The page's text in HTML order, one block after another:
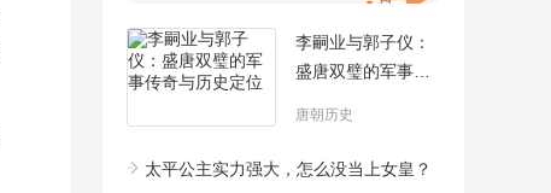
李嗣业与郭子仪：
盛唐双璧的军事传
唐朝历史
太平公主实力强大，怎么没当上女皇？